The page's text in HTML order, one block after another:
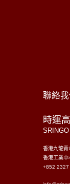
聯絡我
時運
香港九龍
香港工業
+852 2327